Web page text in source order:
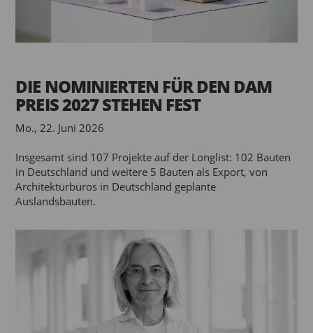
DIE NOMINIERTEN FÜR DEN DAM
PREIS 2027 STEHEN FEST
Mo., 22. Juni 2026
Insgesamt sind 107 Projekte auf der Longlist: 102 Bauten
in Deutschland und weitere 5 Bauten als Export, von
Architekturbüros in Deutschland geplante
Auslandsbauten.